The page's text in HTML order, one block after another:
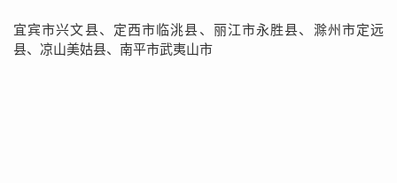
宜宾市兴文县、定西市临洮县、丽江市永胜县、滁州市定远
县、凉山美姑县、南平市武夷山市